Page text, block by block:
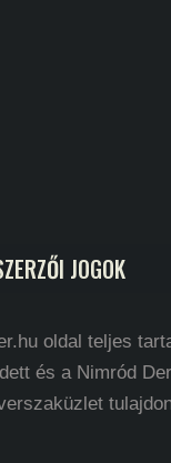
JOGOK
oldal teljes
és a Nimród